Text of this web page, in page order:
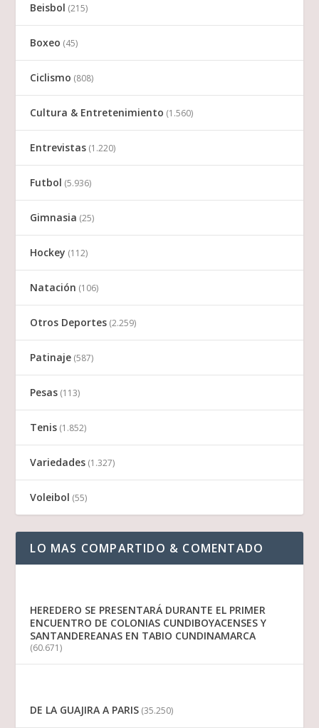
Beisbol (215)
Boxeo (45)
Ciclismo (808)
Cultura & Entretenimiento (1.560)
Entrevistas (1.220)
Futbol (5.936)
Gimnasia (25)
Hockey (112)
Natación (106)
Otros Deportes (2.259)
Patinaje (587)
Pesas (113)
Tenis (1.852)
Variedades (1.327)
Voleibol (55)
LO MAS COMPARTIDO & COMENTADO
HEREDERO SE PRESENTARÁ DURANTE EL PRIMER
ENCUENTRO DE COLONIAS CUNDIBOYACENSES Y
SANTANDEREANAS EN TABIO CUNDINAMARCA
(60.671)
DE LA GUAJIRA A PARIS (35.250)